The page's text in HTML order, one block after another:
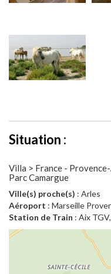
Situation :
Villa > France -
Parc Camargue
Ville(s) proche(s) : Arles
Aéroport : Marseille
Station de Train : Aix